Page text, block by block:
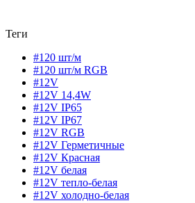
Теги
#120 шт/м
#120 шт/м RGB
#12V
#12V 14,4W
#12V IP65
#12V IP67
#12V RGB
#12V Герметичные
#12V Красная
#12V белая
#12V тепло-белая
#12V холодно-белая